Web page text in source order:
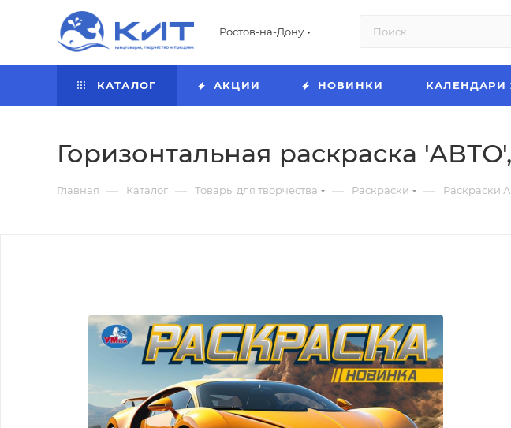
Ростов-на-Дону
КАТАЛОГ АКЦИИ НОВИНКИ КАЛЕНДАРИ
Горизонтальная раскраска
Главная — Каталог — Товары для творчества — Раскраски — Раскраски